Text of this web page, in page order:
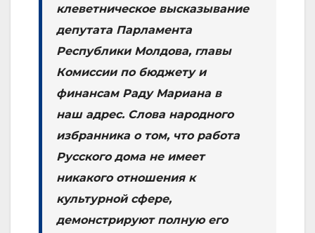
клеветническое высказывание
депутата Парламента
Республики Молдова, главы
Комиссии по бюджету и
финансам Раду Мариана в
наш адрес. Слова народного
избранника о том, что работа
Русского дома не имеет
никакого отношения к
культурной сфере,
демонстрируют полную его